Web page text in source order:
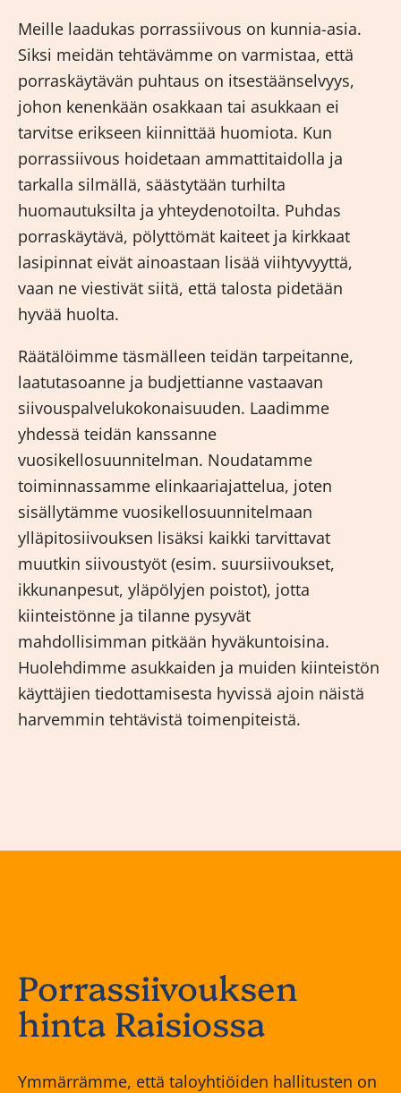
Meille laadukas porrassiivous on kunnia-asia.
Siksi meidän tehtävämme on varmistaa, että
porraskäytävän puhtaus on itsestäänselvyys,
johon kenenkään osakkaan tai asukkaan ei
tarvitse erikseen kiinnittää huomiota. Kun
porrassiivous hoidetaan ammattitaidolla ja
tarkalla silmällä, säästytään turhilta
huomautuksilta ja yhteydenotoilta. Puhdas
porraskäytävä, pölyttömät kaiteet ja kirkkaat
lasipinnat eivät ainoastaan lisää viihtyvyyttä,
vaan ne viestivät siitä, että talosta pidetään
hyvää huolta.
Räätälöimme täsmälleen teidän tarpeitanne,
laatutasoanne ja budjettianne vastaavan
siivouspalvelukokonaisuuden. Laadimme
yhdessä teidän kanssanne
vuosikellosuunnitelman. Noudatamme
toiminnassamme elinkaariajattelua, joten
sisällytämme vuosikellosuunnitelmaan
ylläpitosiivouksen lisäksi kaikki tarvittavat
muutkin siivoustyöt (esim. suursiivoukset,
ikkunanpesut, yläpölyjen poistot), jotta
kiinteistönne ja tilanne pysyvät
mahdollisimman pitkään hyväkuntoisina.
Huolehdimme asukkaiden ja muiden kiinteistön
käyttäjien tiedottamisesta hyvissä ajoin näistä
harvemmin tehtävistä toimenpiteistä.
Porrassiivouksen
hinta Raisiossa
Ymmärrämme, että taloyhtiöiden hallitusten on